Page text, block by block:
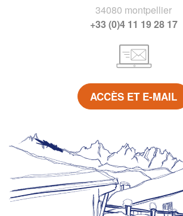
34080 montpellier
+33 (0)4 11 19 28 17
ACCÈS ET E-MAIL